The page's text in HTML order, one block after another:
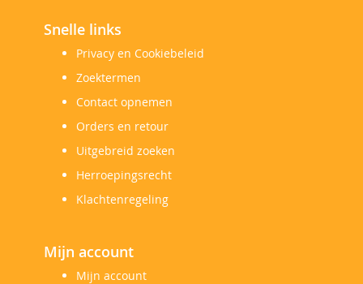
Snelle links
Privacy en Cookiebeleid
Zoektermen
Contact opnemen
Orders en retour
Uitgebreid zoeken
Herroepingsrecht
Klachtenregeling
Mijn account
Mijn account